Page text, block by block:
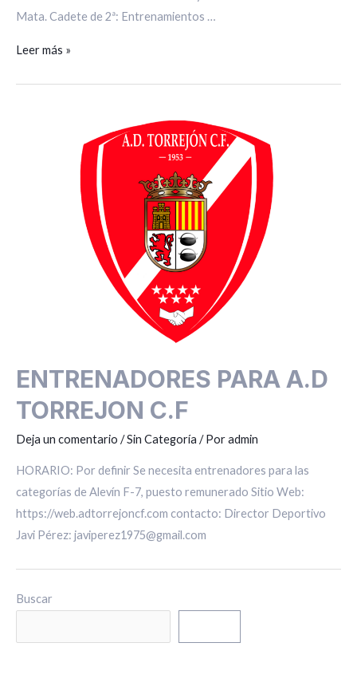
Mata. Cadete de 2ª: Entrenamientos …
Leer más »
ENTRENADORES PARA A.D
TORREJON C.F
Deja un comentario /Sin Categoría / Poradmin
HORARIO: Por definir Se necesita entrenadores para las
categorías de Alevín F-7, puesto remunerado Sitio Web:
https://web.adtorrejoncf.com contacto: Director Deportivo
Javi Pérez: javiperez1975@gmail.com
Buscar